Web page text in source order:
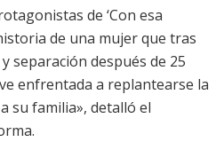
de ‘Con esa
de una mujer que tras
separación después de 25
enfrentada a replantearse la
su familia», detalló el